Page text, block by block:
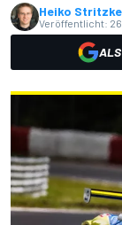
Heiko Stritzke
Veröffentlicht:
ALS